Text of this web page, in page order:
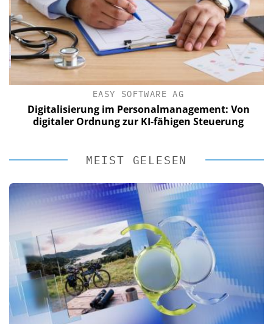
EASY SOFTWARE AG
Digitalisierung im Personalmanagement: Von
digitaler Ordnung zur KI-fähigen Steuerung
MEIST GELESEN